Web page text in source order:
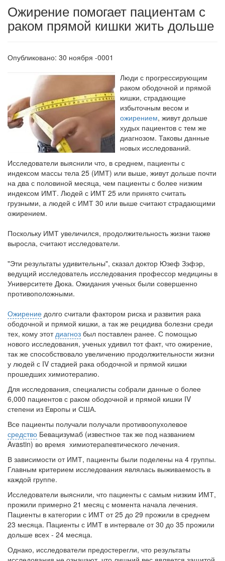
россиян в два раза
Глава Минздрава РФ
Вероника Скворцова
ближайшие годы. Она
заявила об этом на
встрече с журналистами ведущих...
Местная анестезия развивает кардиотоксичность
Федеральная служба по
надзору в сфере
здравоохранения озвучила
тревожную статистику. Она
касаются увеличения риска
острой кардиотоксичности и
роста сопутствующих
осложнений от...
Закон о праве родителей находиться с детьми в
Соответствующий
законопроект внесен в
палату на
нахождении одного из
родителей в
больничной палате
бесплатно, в течении всего срока лечения...
Ожирение помогает пациентам с
раком прямой кишки жить дольше
Опубликовано: 30 ноября -0001
Люди с прогрессирующим
раком ободочной и прямой
кишки, страдающие
избыточным весом и
ожирением, живут дольше
худых пациентов с тем же
диагнозом. Таковы данные
новых исследований.
Исследователи выяснили что, в среднем, пациенты с
индексом массы тела 25 (ИМТ) или выше, живут дольше почти
на два с половиной месяца, чем пациенты с более низким
индексом ИМТ. Людей с ИМТ 25 или принято считать
грузными, а людей с ИМТ 30 или выше считают страдающими
ожирением.
Поскольку ИМТ увеличился, продолжительность жизни также
выросла, считают исследователи.
"Эти результаты удивительны", сказал доктор Юзеф Зэфэр,
ведущий исследователь исследования профессор медицины в
Университете Дюка. Ожидания ученых были совершенно
противоположными.
Ожирение долго считали фактором риска и развития рака
ободочной и прямой кишки, а так же рецидива болезни среди
тех, кому этотдиагноз был поставлен ранее. С помощью
нового исследования, ученых удивил тот факт, что ожирение,
так же способствовало увеличению продолжительности жизни
у людей с IV стадией рака ободочной и прямой кишки
прошедших химиотерапию.
Для исследования, специалисты собрали данные о более
6,000 пациентов с раком ободочной и прямой кишки IV
степени из Европы и США.
Все пациенты получали получали противоопухолевое
средство Бевацизумаб (известное так же под названием
Avastin) во время химиотерапевтического лечения.
В зависимости от ИМТ, пациенты были поделены на 4 группы.
Главным критерием исследования являлась выживаемость в
каждой группе.
Исследователи выяснили, что пациенты с самым низким ИМТ,
прожили примерно 21 месяц с момента начала лечения.
Пациенты в категории с ИМТ от 25 до 29 прожили в среднем
23 месяца. Пациенты с ИМТ в интервале от 30 до 35 прожили
дольше всех - 24 месяца.
Однако, исследователи предостерегли, что результаты